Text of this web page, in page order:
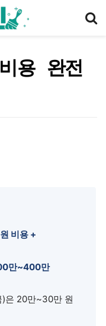
용 완전
비용 +
만~400만
)은 20만~30만 원